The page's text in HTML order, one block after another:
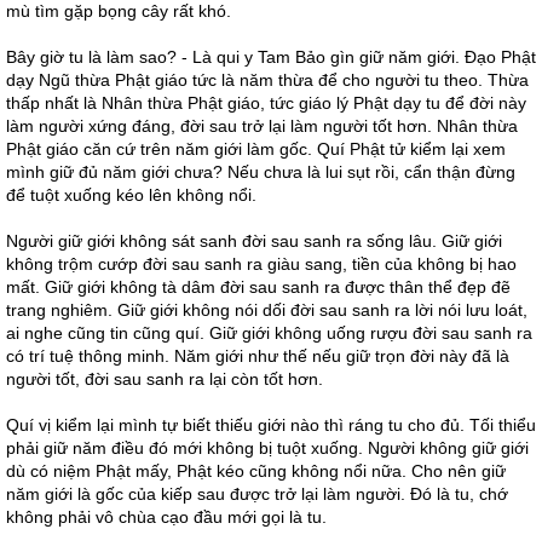
mù tìm gặp bọng cây rất khó.
Bây giờ tu là làm sao? - Là qui y Tam Bảo gìn giữ năm giới. Đạo Phật
dạy Ngũ thừa Phật giáo tức là năm thừa để cho người tu theo. Thừa
thấp nhất là Nhân thừa Phật giáo, tức giáo lý Phật dạy tu để đời này
làm người xứng đáng, đời sau trở lại làm người tốt hơn. Nhân thừa
Phật giáo căn cứ trên năm giới làm gốc. Quí Phật tử kiểm lại xem
mình giữ đủ năm giới chưa? Nếu chưa là lui sụt rồi, cẩn thận đừng
để tuột xuống kéo lên không nổi.
Người giữ giới không sát sanh đời sau sanh ra sống lâu. Giữ giới
không trộm cướp đời sau sanh ra giàu sang, tiền của không bị hao
mất. Giữ giới không tà dâm đời sau sanh ra được thân thể đẹp đẽ
trang nghiêm. Giữ giới không nói dối đời sau sanh ra lời nói lưu loát,
ai nghe cũng tin cũng quí. Giữ giới không uống rượu đời sau sanh ra
có trí tuệ thông minh. Năm giới như thế nếu giữ trọn đời này đã là
người tốt, đời sau sanh ra lại còn tốt hơn.
Quí vị kiểm lại mình tự biết thiếu giới nào thì ráng tu cho đủ. Tối thiểu
phải giữ năm điều đó mới không bị tuột xuống. Người không giữ giới
dù có niệm Phật mấy, Phật kéo cũng không nổi nữa. Cho nên giữ
năm giới là gốc của kiếp sau được trở lại làm người. Đó là tu, chớ
không phải vô chùa cạo đầu mới gọi là tu.